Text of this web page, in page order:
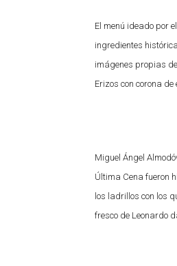
El menú ideado por
ingredientes
imágenes propias
Erizos con corona
Miguel Ángel
Última Cena fueron
los ladrillos con los
fresco de Leonardo